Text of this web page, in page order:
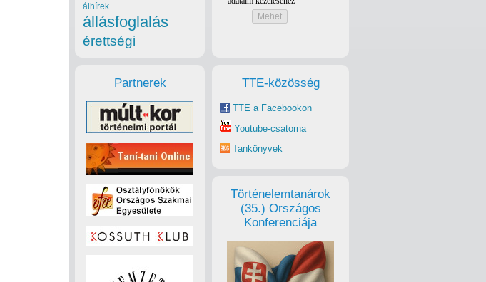
TTE-közösség
TTE a Facebookon
Youtube-csatorna
Tankönyvek
Történelemtanárok
(35.) Országos
Konferenciája
álhírek
állásfoglalás
érettségi
Partnerek